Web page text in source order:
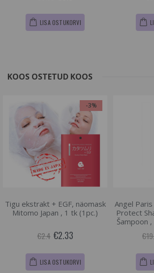
LISA OSTUKORVI
KOOS OSTETUD KOOS
-3%
Tigu ekstrakt + EGF, näomask
Mitomo Japan , 1 tk (1pc.)
€2.4 €2.33
LISA OSTUKORVI
Angel
Protect
Šampoon